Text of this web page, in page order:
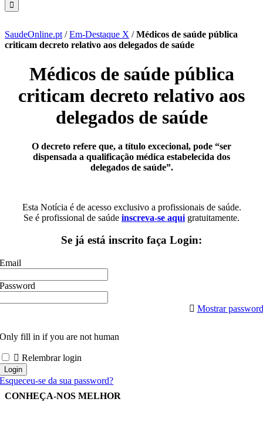
SaudeOnline.pt /Em-Destaque X /Médicos de saúde pública
criticam decreto relativo aos delegados de saúde
Médicos de saúde pública
criticam decreto relativo aos
delegados de saúde
O decreto refere que, a título excecional, pode “ser
dispensada a qualificação médica estabelecida dos
delegados de saúde”.
Esta Notícia é de acesso exclusivo a profissionais de saúde.
Se é profissional de saúde inscreva-se aqui gratuitamente.
Se já está inscrito faça Login:
Email
Password
Mostrar password
Only fill in if you are not human
Relembrar login
Esqueceu-se da sua password?
CONHEÇA-NOS MELHOR